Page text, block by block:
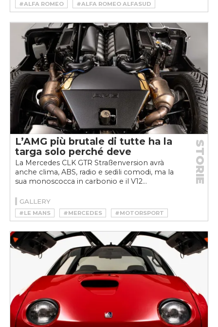
#ALFA ROMEO
#ALFA ROMEO ALFASUD
#ALFA ROMEO ALFASUD GTA
L’AMG più brutale di tutte ha la
targa solo perché deve
La Mercedes CLK GTR Straßenversion avrà
anche clima, ABS, radio e sedili comodi, ma la
sua monoscocca in carbonio e il V12...
STORIE
GALLERY
#LE MANS #MERCEDES #MOTORSPORT